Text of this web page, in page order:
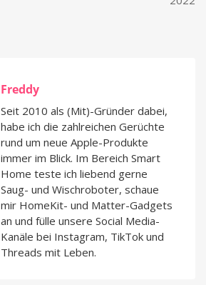
Freddy
Seit 2010 als (Mit)-Gründer dabei,
habe ich die zahlreichen Gerüchte
rund um neue Apple-Produkte
immer im Blick. Im Bereich Smart
Home teste ich liebend gerne
Saug- und Wischroboter, schaue
mir HomeKit- und Matter-Gadgets
an und fülle unsere Social Media-
Kanäle bei Instagram, TikTok und
Threads mit Leben.